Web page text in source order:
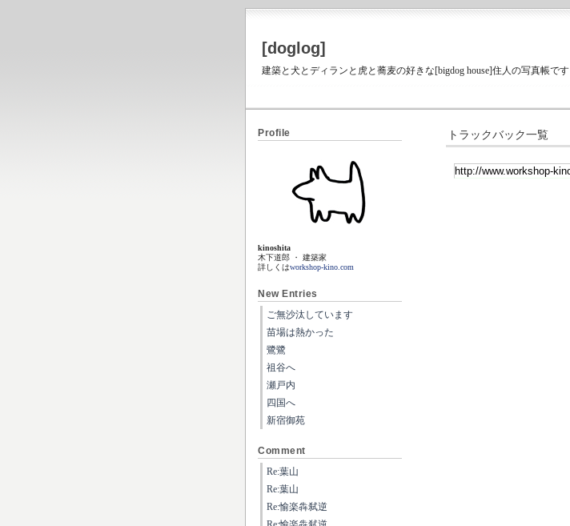
[doglog]
建築と犬とディランと虎と蕎麦の好きな[bigdog house]住人の写真帳です
トラックバック一覧
Profile
kinoshita
木下道郎 ・ 建築家
詳しくはworkshop-kino.com
New Entries
ご無沙汰しています
苗場は熱かった
鷺鷺
祖谷へ
瀬戸内
四国へ
新宿御苑
Comment
Re:葉山
Re:葉山
Re:愉楽犇弑逆